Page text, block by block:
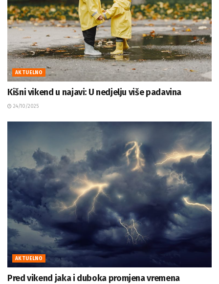
AKTUELNO
Kišni vikend u najavi: U nedjelju više padavina
24/10/2025
AKTUELNO
Pred vikend jaka i duboka promjena vremena